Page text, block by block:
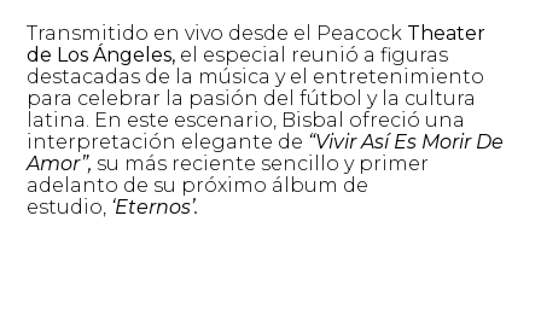
Transmitido en vivo desde el Peacock Theater
de Los Ángeles, el especial reunió a figuras
destacadas de la música y el entretenimiento
para celebrar la pasión del fútbol y la cultura
latina. En este escenario, Bisbal ofreció una
interpretación elegante de “Vivir Así Es Morir De
Amor”, su más reciente sencillo y primer
adelanto de su próximo álbum de
estudio, ‘Eternos’.